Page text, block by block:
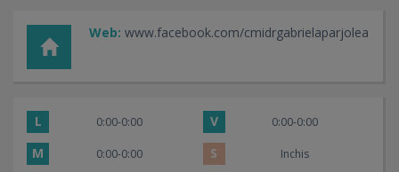
Web: www.facebook.com/cmidrgabrielaparjolea
L 0:00-0:00 V 0:00-0:00
M 0:00-0:00 S Inchis